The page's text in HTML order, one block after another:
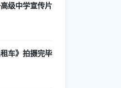
级中学宣传片
车》拍摄完毕